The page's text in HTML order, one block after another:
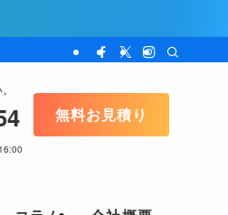
無料お見積り